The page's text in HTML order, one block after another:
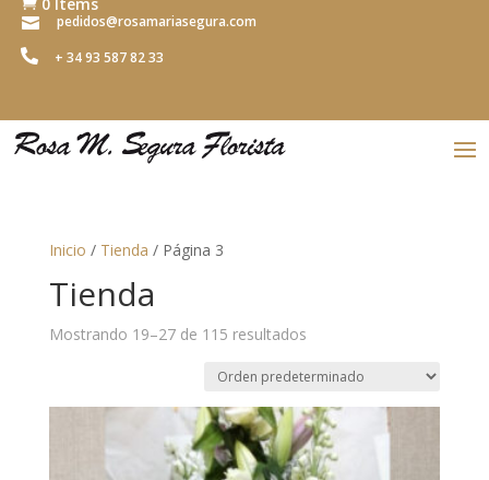
 pedidos@rosamariasegura.com
 + 34 93 587 82 33
Inicio / Tienda / Página 3
Tienda
Mostrando 19–27 de 115 resultados